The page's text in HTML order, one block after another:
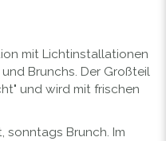
mit Lichtinstallationen
Brunchs. Der Großteil
und wird mit frischen
sonntags Brunch. Im